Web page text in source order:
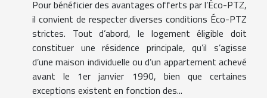
Pour bénéficier des avantages offerts par l’Éco-PTZ,
il convient de respecter diverses conditions Éco-PTZ
strictes. Tout d’abord, le logement éligible doit
constituer une résidence principale, qu’il s’agisse
d’une maison individuelle ou d’un appartement achevé
avant le 1er janvier 1990, bien que certaines
exceptions existent en fonction des...